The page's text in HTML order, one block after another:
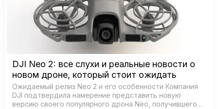
DJI Neo 2: все слухи и реальные новости о
новом дроне, который стоит ожидать
Ожидаемый релиз Neo 2 и его особенности Компания
DJI подтвердила намерение представить новую
версию своего популярного дрона Neo, получившего